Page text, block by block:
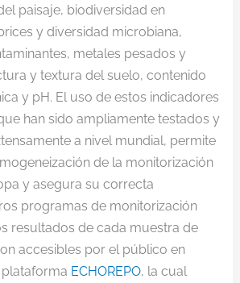
paisaje, biodiversidad en
y diversidad microbiana,
metales pesados y
y textura del suelo, contenido
y pH. El uso de estos indicadores
han sido ampliamente testados y
a nivel mundial, permite
de la monitorización
y asegura su correcta
programas de monitorización
resultados de cada muestra de
accesibles por el público en
ECHOREPO, la cual